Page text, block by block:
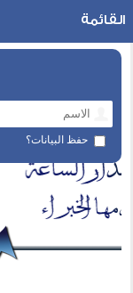
حفظ البيانات؟
القائمة